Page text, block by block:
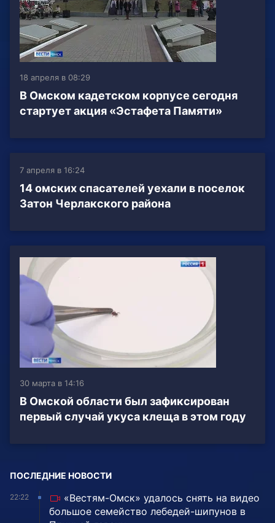
18 апреля в 08:29
В Омском кадетском корпусе сегодня
стартует акция «Эстафета Памяти»
7 апреля в 16:24
14 омских спасателей уехали в поселок
Затон Черлакского района
30 марта в 14:16
В Омской области был зафиксирован
первый случай укуса клеща в этом году
ПОСЛЕДНИЕ НОВОСТИ
22:22
«Вестям-Омск» удалось снять на видео
большое семейство лебедей-шипунов в